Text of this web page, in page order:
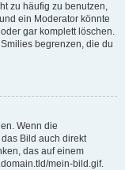
zu häufig zu benutzen,
ein Moderator könnte
gar komplett löschen.
begrenzen, die du
Wenn die
Bild auch direkt
das auf einem
mein-bild.gif.